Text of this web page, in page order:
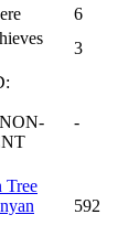
6
3
-
Tree
592